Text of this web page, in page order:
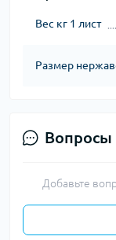
Вес кг 1 лист
Размер
Вопросы
Добавьте